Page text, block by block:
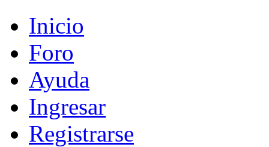
Inicio
Foro
Ayuda
Ingresar
Registrarse